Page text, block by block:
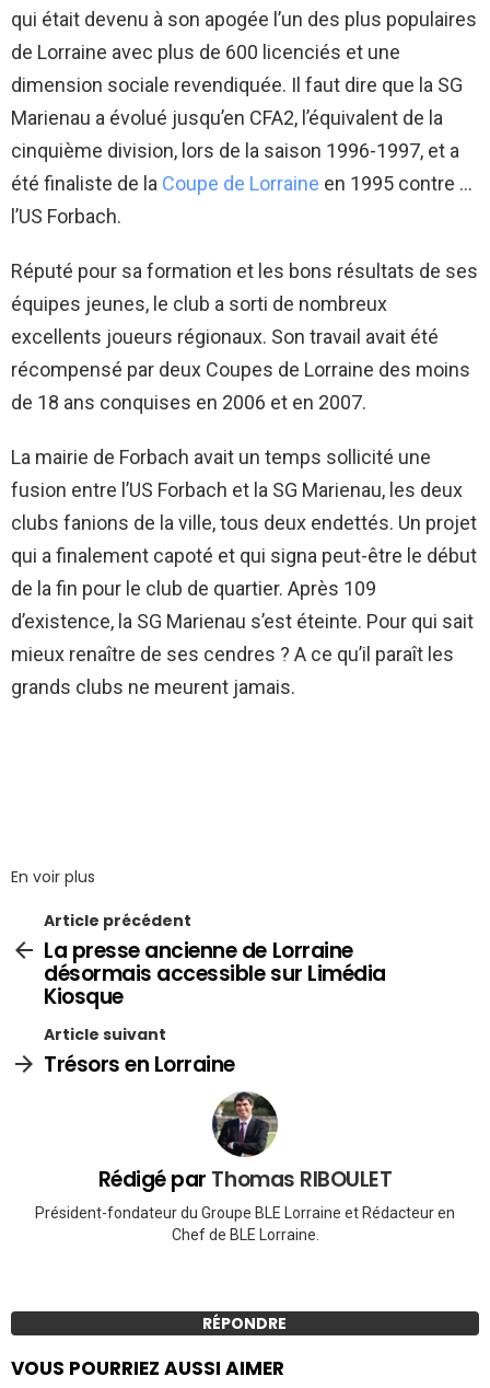
qui était devenu à son apogée l’un des plus populaires
de Lorraine avec plus de 600 licenciés et une
dimension sociale revendiquée. Il faut dire que la SG
Marienau a évolué jusqu’en CFA2, l’équivalent de la
cinquième division, lors de la saison 1996-1997, et a
été finaliste de la Coupe de Lorraine en 1995 contre …
l’US Forbach.
Réputé pour sa formation et les bons résultats de ses
équipes jeunes, le club a sorti de nombreux
excellents joueurs régionaux. Son travail avait été
récompensé par deux Coupes de Lorraine des moins
de 18 ans conquises en 2006 et en 2007.
La mairie de Forbach avait un temps sollicité une
fusion entre l’US Forbach et la SG Marienau, les deux
clubs fanions de la ville, tous deux endettés. Un projet
qui a finalement capoté et qui signa peut-être le début
de la fin pour le club de quartier. Après 109
d’existence, la SG Marienau s’est éteinte. Pour qui sait
mieux renaître de ses cendres ? A ce qu’il paraît les
grands clubs ne meurent jamais.
En voir plus
Article précédent
La presse ancienne de Lorraine
désormais accessible sur Limédia
Kiosque
Article suivant
Trésors en Lorraine
Rédigé par Thomas RIBOULET
Président-fondateur du Groupe BLE Lorraine et Rédacteur en
Chef de BLE Lorraine.
RÉPONDRE
VOUS POURRIEZ AUSSI AIMER